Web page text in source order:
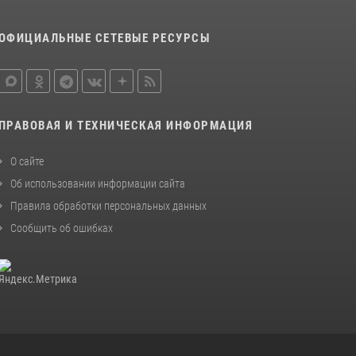
Магадане
СЕТЕВЫЕ РЕСУРСЫ
ПРАВОВАЯ И ТЕХНИЧЕСКАЯ ИНФОРМАЦИЯ
О сайте
Об использовании информации сайта
Правила обработки персональных данных
Сообщить об ошибках